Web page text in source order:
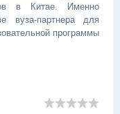
в Китае. Именно
вуза-партнера для
программы